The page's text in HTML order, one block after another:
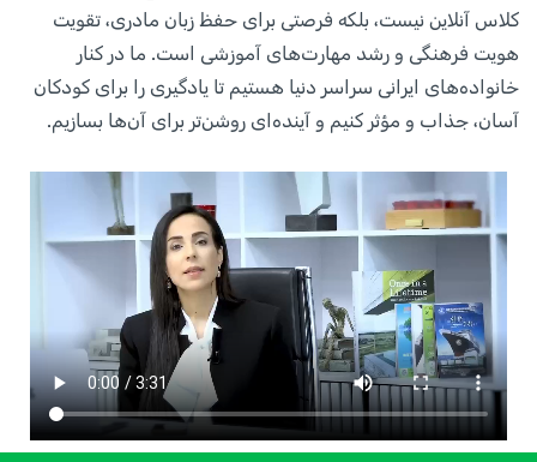
کلاس آنلاین نیست، بلکه فرصتی برای حفظ زبان مادری، تقویت
هویت فرهنگی و رشد مهارت‌های آموزشی است. ما در کنار
خانواده‌های ایرانی سراسر دنیا هستیم تا یادگیری را برای کودکان
آسان، جذاب و مؤثر کنیم و آینده‌ای روشن‌تر برای آن‌ها بسازیم.